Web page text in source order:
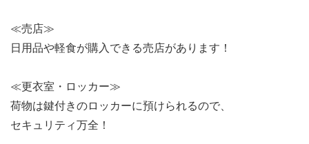
≪売店≫
日用品や軽食が購入できる売店があります！
≪更衣室・ロッカー≫
荷物は鍵付きのロッカーに預けられるので、
セキュリティ万全！